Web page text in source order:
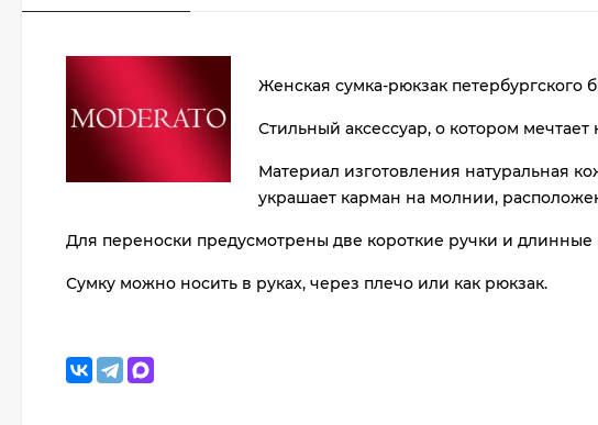
Женская сумка-рюкзак
Стильный аксессуар, о котором мечтает
Материал изготовления натуральная
украшает карман на молнии,
Для переноски предусмотрены две короткие ручки и
Сумку можно носить в руках, через плечо или как рюкзак.
в 2 недели